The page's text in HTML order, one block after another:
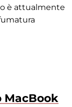
è attualmente
MacBook